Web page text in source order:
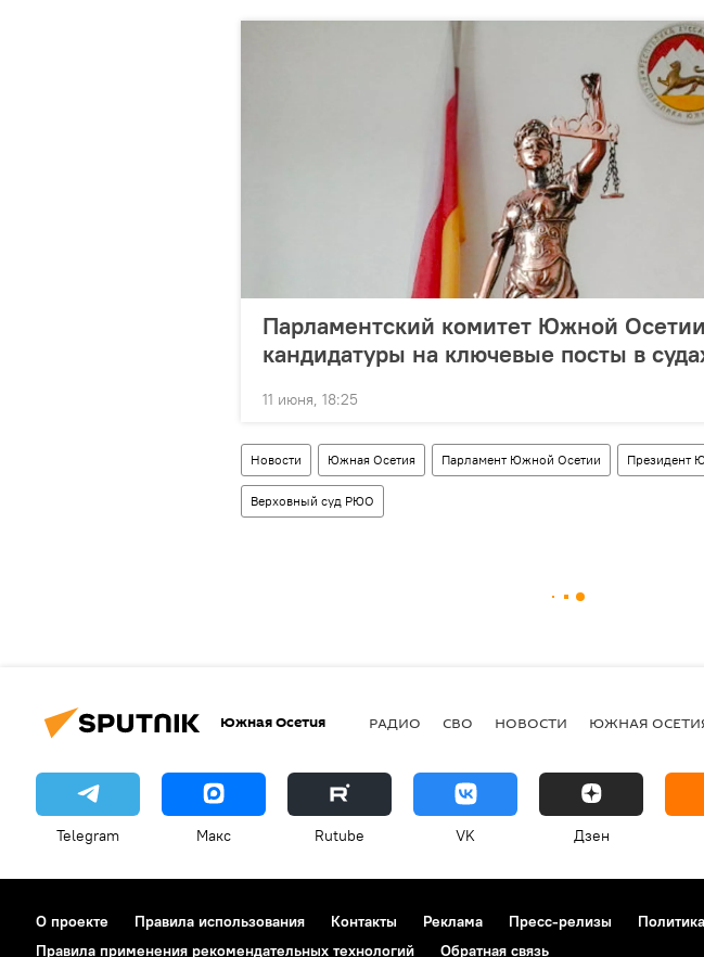
Парламентский комитет Южной
кандидатуры на ключевые посты в
11 июня, 18:25
Новости Южная Осетия Парламент Южной Осетии Президент
Верховный суд РЮО
Южная Осетия РАДИО СВО НОВОСТИ ЮЖНАЯ
Telegram Макс Rutube VK Дзен
О проекте Правила использования Контакты Реклама Пресс-релизы
Правила применения рекомендательных технологий
Обратная связь